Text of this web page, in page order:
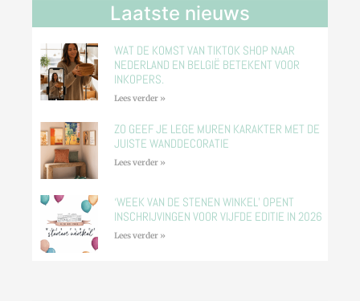
Laatste nieuws
WAT DE KOMST VAN TIKTOK SHOP NAAR
NEDERLAND EN BELGIË BETEKENT VOOR
INKOPERS.
Lees verder »
ZO GEEF JE LEGE MUREN KARAKTER MET DE
JUISTE WANDDECORATIE
Lees verder »
‘WEEK VAN DE STENEN WINKEL’ OPENT
INSCHRIJVINGEN VOOR VIJFDE EDITIE IN 2026
Lees verder »